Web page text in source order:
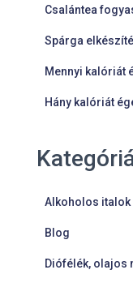
Csalántea
Spárga
Mennyi kalóriát
Hány kalóriát
Alkoholos italok
Blog
Diófélék, olajos